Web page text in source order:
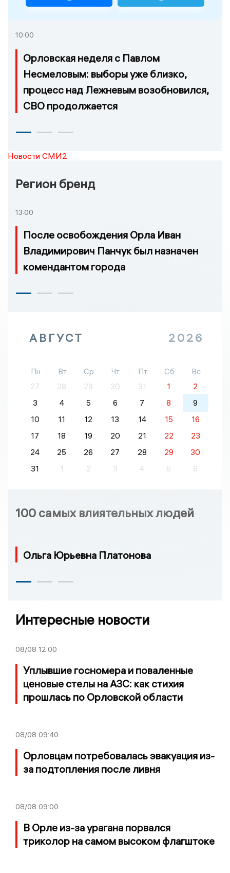
10:00
Орловская неделя с Павлом
Несмеловым: выборы уже близко,
процесс над Лежневым возобновился,
СВО продолжается
Новости СМИ2
Регион бренд
13:00
После освобождения Орла Иван
Владимирович Панчук был назначен
комендантом города
АВГУСТ 2026
Пн Вт Ср Чт Пт Сб
Вс
27
28 29 30 31 1
2
3
4 5 6 7 8
9
10
11 12 13 14 15
16
17
18 19 20 21 22
23
24
25 26 27 28 29
30
31
1 2 3 4 5 6
100 самых влиятельных людей
Ольга Юрьевна Платонова
Интересные новости
08/08 12:00
Уплывшие госномера и поваленные
ценовые стелы на АЗС: как стихия
прошлась по Орловской области
08/08 09:40
Орловцам потребовалась эвакуация из-
за подтопления после ливня
08/08 09:00
В Орле из-за урагана порвался
триколор на самом высоком флагштоке